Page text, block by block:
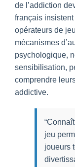
de l’addiction
français
opérateurs de
mécanismes
psychologique,
sensibilisation,
comprendre
addictive.
jeu
joueurs